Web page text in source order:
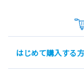
はじめて購入する